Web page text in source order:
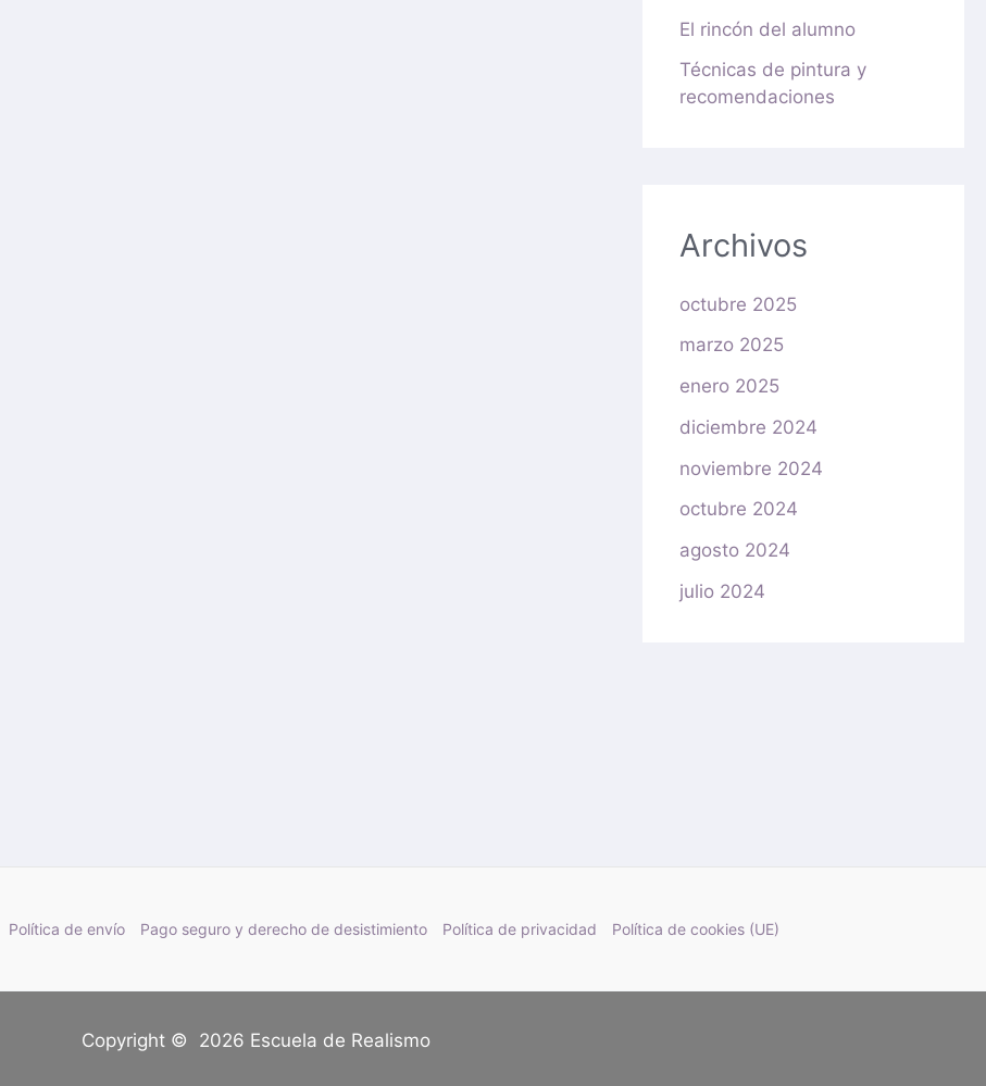
El rincón del alumno
Técnicas de pintura y
recomendaciones
Archivos
octubre 2025
marzo 2025
enero 2025
diciembre 2024
noviembre 2024
octubre 2024
agosto 2024
julio 2024
Política de envío Pago seguro y derecho de desistimiento Política de privacidad Política de cookies (UE)
Copyright © 2026 Escuela de Realismo